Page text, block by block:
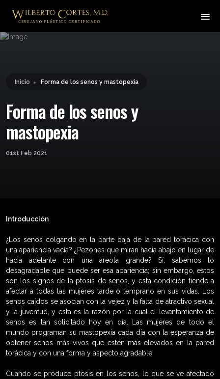
Leyendo: Forma de los senos y
mastopexia
Inicio ► Forma de los senos y mastopexia
Forma de los senos y
mastopexia
01st Feb 2021
Introducción
¿Los senos colgando en la parte baja de la pared torácica con
una apariencia vacía? ¿Pezones que miran hacia abajo en lugar de
hacia adelante con una areola grande? Sí, sabemos lo
desagradable que puede ser esa apariencia; sin embargo, estos
son los signos de la ptosis de senos, y esta condición tiende a
afectar a todas las mujeres tarde o temprano en sus vidas. Los
senos caídos se asocian con la vejez y la falta de atractivo sexual
y la juventud, y esta es la razón por la cual el levantamiento de
senos es tan solicitado hoy en día. Las mujeres de todo el
mundo programan su mastopexia cada día con la esperanza de
obtener senos más vivos que estén más elevados en la pared
torácica y con una forma y aspecto agradable.
Cuando se produce ptosis en los senos, lo que se ve afectado